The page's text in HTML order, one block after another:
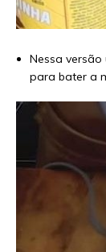
Nessa
para bater a